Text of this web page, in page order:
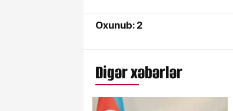
Oxunub: 2
Digər xəbərlər